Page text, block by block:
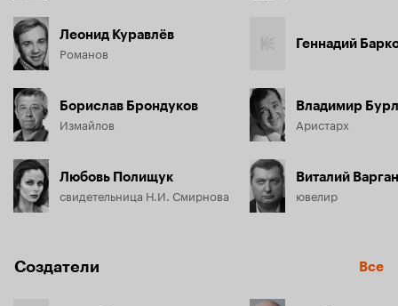
Леонид Куравлёв
Романов
Борислав Брондуков
Измайлов
Любовь Полищук
свидетельница Н.И. Смирнова
Геннадий
Владимир
Аристарх
Виталий
ювелир
Создатели Все